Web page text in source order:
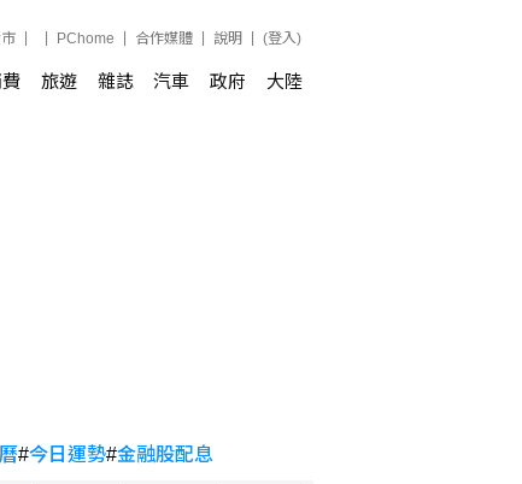
PChome 合作媒體 說明 (登入)
旅遊 雜誌 汽車 政府 大陸
#今日運勢#金融股配息